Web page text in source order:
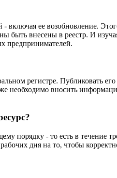
ее возобновление.
внесены в реестр. И
предпринимателей.
регистре. Публиковать
необходимо вносить
порядку - то есть в течение
дня на то, чтобы